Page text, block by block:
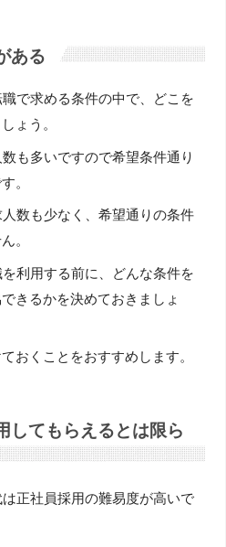
ある
で求める条件の中で、どこを
ょう。
も多いですので希望条件通り
。
数も少なく、希望通りの条件
。
利用する前に、どんな条件を
きるかを決めておきましょ
おくことをおすすめします。
してもらえるとは限ら
正社員採用の難易度が高いで